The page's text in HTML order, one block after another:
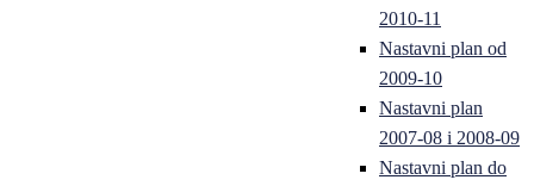
2010-11
Nastavni plan od
2009-10
Nastavni plan
2007-08 i 2008-09
Nastavni plan do